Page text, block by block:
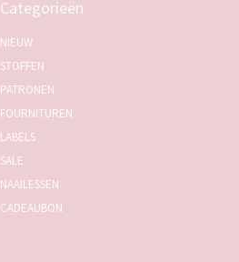
Categorieën
NIEUW
STOFFEN
PATRONEN
FOURNITUREN
LABELS
SALE
NAAILESSEN
CADEAUBON